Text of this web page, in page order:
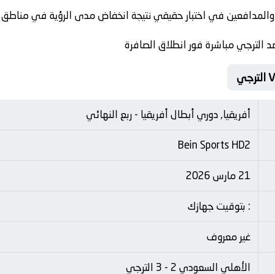
في اختبار حقيقي نتيجة انخفاض مدى الرؤية في مناطق
مباشرة فور انطلاق الصافرة
أفريقيا, دوري أبطال أفريقيا - ربع النهائي
Bein Sports HD2
21 مارس 2026
: بتوقيت جهازك
غير معروف
الأهلي السعودي 2 - 3 الترجي